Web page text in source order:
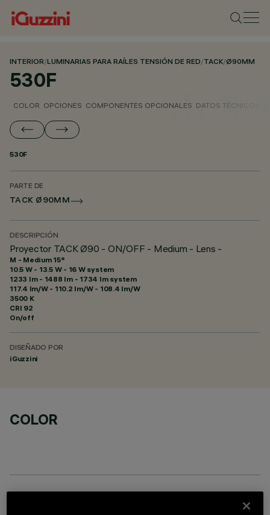
INTERIOR/LUMINARIAS PARA RAÍLES TENSIÓN DE RED/TACK/Ø90MM
530F
COLOR OPCIONES COMPONENTES OPCIONALES DATOS TÉCNICOS
530F
PARTE DE
TACK Ø90MM
DESCRIPCIÓN
Proyector TACK Ø90 - ON/OFF - Medium - Lens -
M - Medium 15°
10.5 W - 13.5 W - 16 W system
1233 lm - 1488 lm - 1734 lm system
117.4 lm/W - 110.2 lm/W - 108.4 lm/W
3500 K
CRI 92
On/off
DISEÑADO POR
iGuzzini
COLOR